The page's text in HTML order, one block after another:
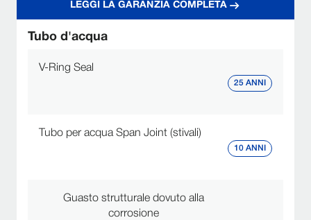
LEGGI LA GARANZIA COMPLETA
Tubo d'acqua
V-Ring Seal
25 ANNI
Tubo per acqua Span Joint (stivali)
10 ANNI
Guasto strutturale dovuto alla
corrosione